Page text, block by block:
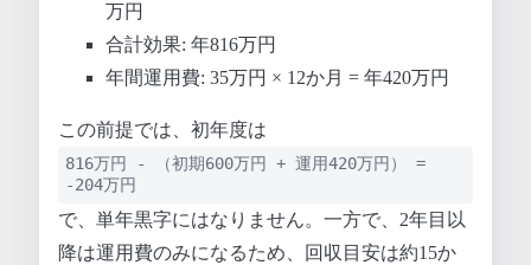
万円
合計効果: 年816万円
年間運用費: 35万円 × 12か月 = 年420万円
この前提では、初年度は
816万円 - （初期600万円 + 運用420万円） =
-204万円
で、単年黒字にはなりません。一方で、2年目以
降は運用費のみになるため、回収目安は約15か